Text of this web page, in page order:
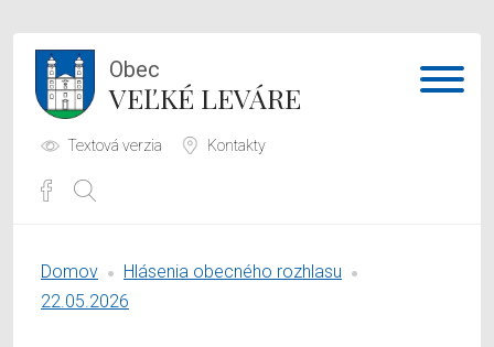
Obec
VEĽKÉ LEVÁRE
Textová verzia Kontakty
Samospráva
Domov
Hlásenia obecného rozhlasu
22.05.2026